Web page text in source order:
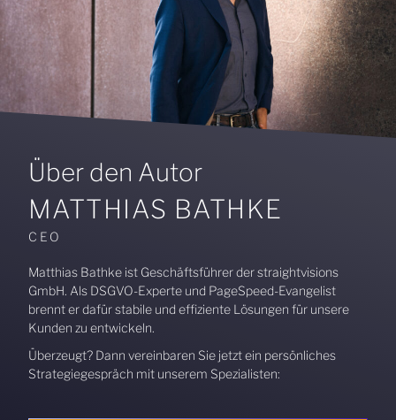
Über den Autor
MATTHIAS BATHKE
CEO
Matthias Bathke ist Geschäftsführer der straightvisions
GmbH. Als DSGVO-Experte und PageSpeed-Evangelist
brennt er dafür stabile und effiziente Lösungen für unsere
Kunden zu entwickeln.
Überzeugt? Dann vereinbaren Sie jetzt ein persönliches
Strategiegespräch mit unserem Spezialisten: